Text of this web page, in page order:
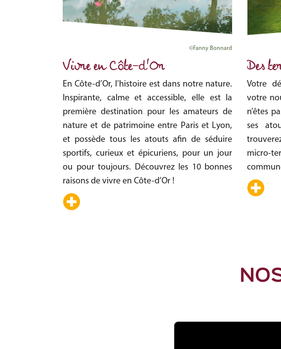
©Fanny Bonnard
Vivre en Côte-d'Or
En Côte-d’Or, l’histoire est dans notre nature.
Inspirante, calme et accessible, elle est la
première destination pour les amateurs de
nature et de patrimoine entre Paris et Lyon,
et possède tous les atouts afin de séduire
sportifs, curieux et épicuriens, pour un jour
ou pour toujours. Découvrez les 10 bonnes
raisons de vivre en Côte-d’Or !
Des
Votre
votre
n’êtes
ses
micro-